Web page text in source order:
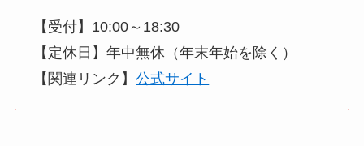
【受付】10:00～18:30
【定休日】年中無休（年末年始を除く）
【関連リンク】公式サイト